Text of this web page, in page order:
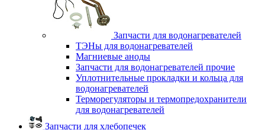
Запчасти для водонагревателей
ТЭНы для водонагревателей
Магниевые аноды
Запчасти для водонагревателей прочие
Уплотнительные прокладки и кольца для
водонагревателей
Терморегуляторы и термопредохранители
для водонагревателей
Запчасти для хлебопечек